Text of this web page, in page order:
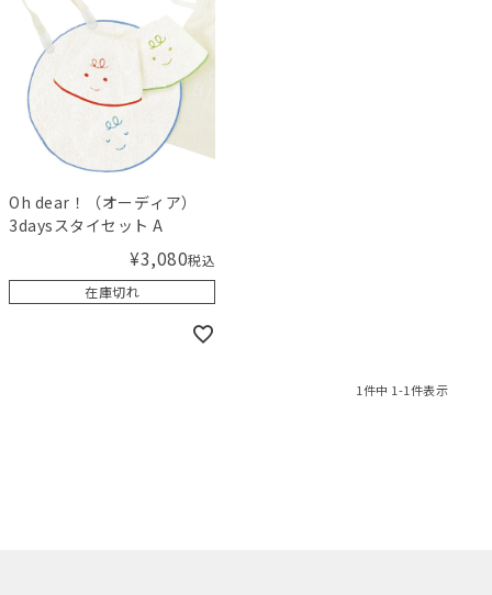
Oh dear！（オーディア）
3daysスタイセット A
¥3,080税込
在庫切れ
1件中 1-1件表示